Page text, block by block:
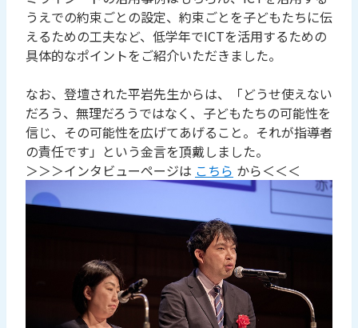
うえでの約束ごとの設定、約束ごとを子どもたちに伝
えるための工夫など、低学年でICTを活用するための
具体的なポイントをご紹介いただきました。
なお、登壇された平岩先生からは、「どうせ使えない
だろう、無理だろうではなく、子どもたちの可能性を
信じ、その可能性を広げてあげること。それが指導者
の責任です」という金言を頂戴しました。
＞＞＞インタビューページは こちら から＜＜＜